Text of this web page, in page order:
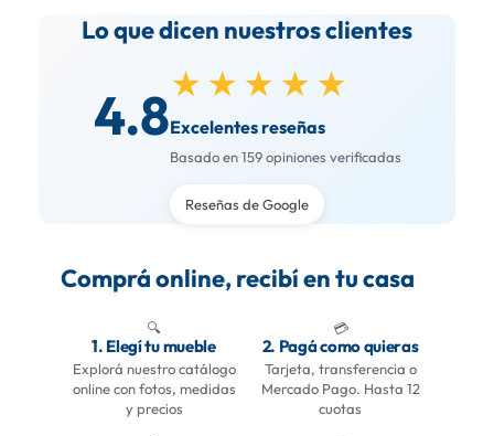
Lo que dicen nuestros clientes
4.8★★★★★
Excelentes reseñas
Basado en 159 opiniones verificadas
Reseñas de Google
Comprá online, recibí en tu casa
🔍
1. Elegí tu mueble
Explorá nuestro catálogo
online con fotos, medidas
y precios
💳
2. Pagá como quieras
Tarjeta, transferencia o
Mercado Pago. Hasta 12
cuotas